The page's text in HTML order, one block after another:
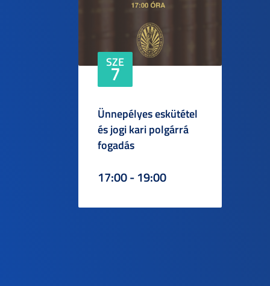
SZE
7
Ünnepélyes eskütétel
és jogi kari polgárrá
fogadás
17:00 - 19:00